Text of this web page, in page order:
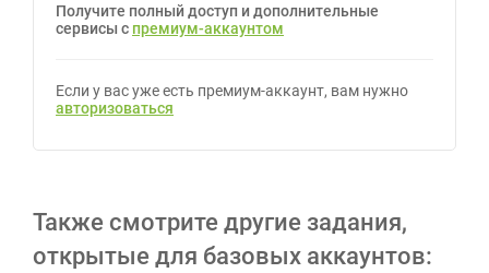
Получите полный доступ и дополнительные
сервисы с премиум-аккаунтом
Если у вас уже есть премиум-аккаунт, вам нужно
авторизоваться
Также смотрите другие задания,
открытые для базовых аккаунтов: